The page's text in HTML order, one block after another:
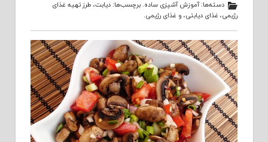
دسته‌ها:آموزش آشپزی ساده. برچسب‌ها:دیابت، طرز تهیه غذای
رژیمی، غذای دیابتی، و غذای رژیمی.